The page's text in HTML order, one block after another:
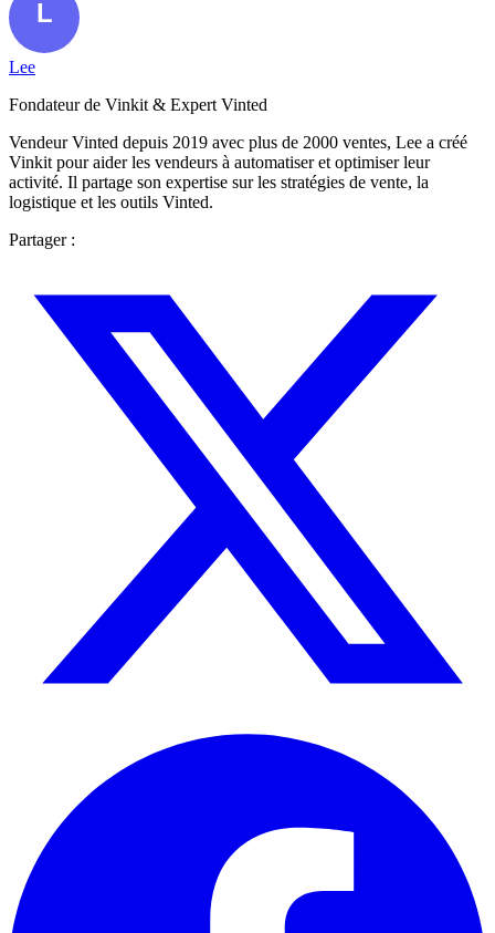
Lee
Fondateur de Vinkit & Expert Vinted
Vendeur Vinted depuis 2019 avec plus de 2000 ventes, Lee a créé
Vinkit pour aider les vendeurs à automatiser et optimiser leur
activité. Il partage son expertise sur les stratégies de vente, la
logistique et les outils Vinted.
Partager :